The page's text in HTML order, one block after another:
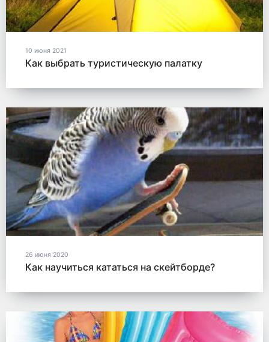
10 июня 2021
Как выбрать туристическую палатку
26 июня 2020
Как научиться кататься на скейтборде?